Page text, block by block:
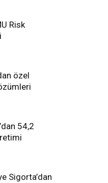
Risk
özel
54,2
Sigorta’dan